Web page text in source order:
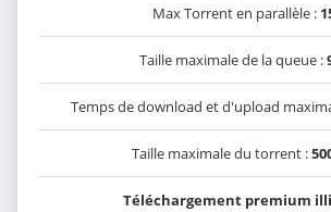
Max Torrent en parallèle :
Taille maximale de la queue :
Temps de download et d'upload
Taille maximale du torrent :
Téléchargement premium